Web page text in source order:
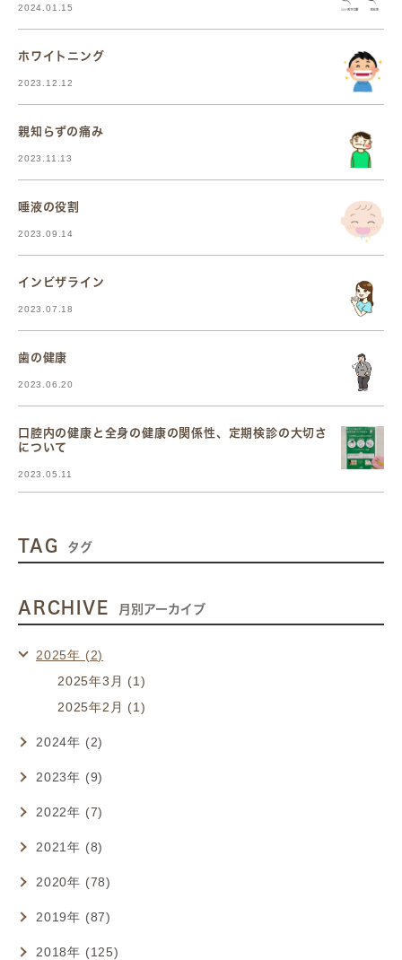
2024.01.15
ホワイトニング
2023.12.12
親知らずの痛み
2023.11.13
唾液の役割
2023.09.14
インビザライン
2023.07.18
歯の健康
2023.06.20
口腔内の健康と全身の健康の関係性、定期検診の大切さ
について
2023.05.11
TAG タグ
ARCHIVE 月別アーカイブ
2025年 (2)
2025年3月 (1)
2025年2月 (1)
2024年 (2)
2023年 (9)
2022年 (7)
2021年 (8)
2020年 (78)
2019年 (87)
2018年 (125)